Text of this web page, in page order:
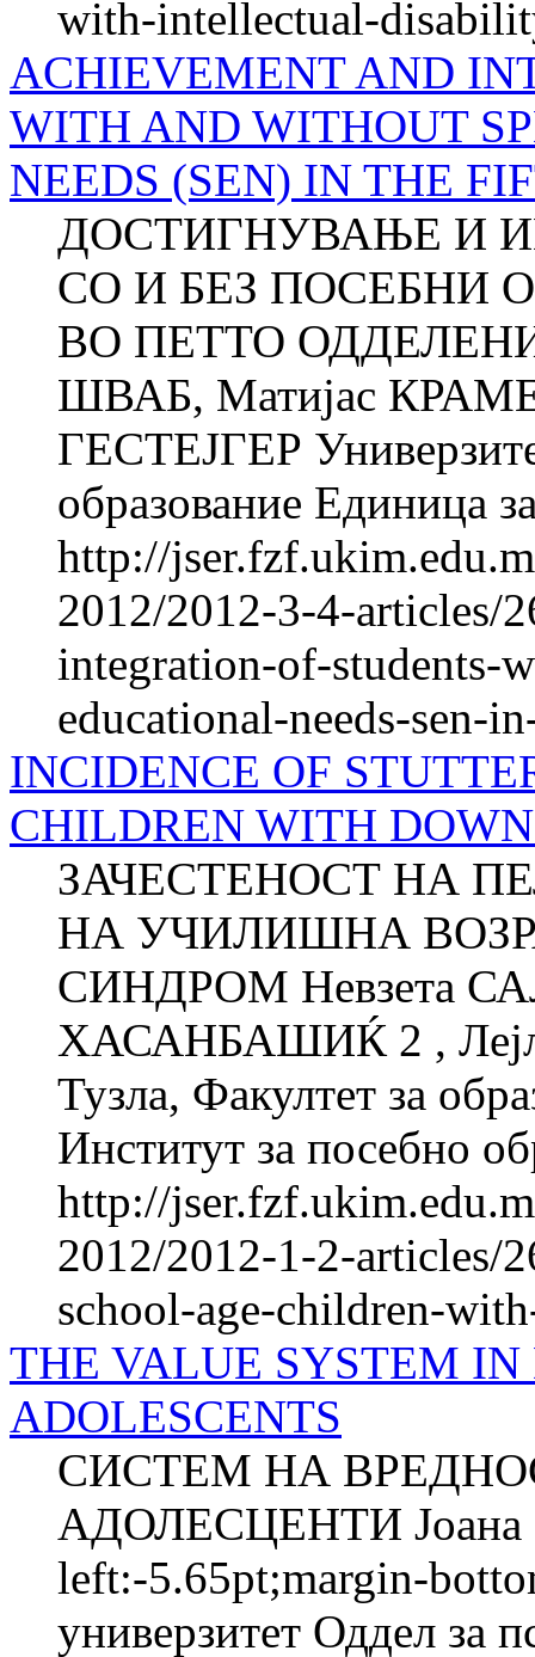
with-intellectual-
ACHIEVEMENT AND
WITH AND WITHOUT
NEEDS (SEN) IN THE
ДОСТИГНУВАЊE И
СО И БЕЗ ПОСЕБНИ
ВО ПЕТТО
ШВАБ, Матијас
ГЕСТЕЈГЕР
образование Единица
http://
2012/2012-3-4-articles/
integration-of-students-
educational-needs-sen-
INCIDENCE OF
CHILDREN WITH
ЗАЧЕСТЕНОСТ НА
НА УЧИЛИШНА
СИНДРОМ Невзета
ХАСАНБАШИЌ 2 ,
Тузла, Факултет за
Институт за посебно
http://
2012/2012-1-2-articles/
school-age-children-
THE VALUE SYSTEM IN
ADOLESCENTS
СИСТЕМ НА
АДОЛЕСЦЕНТИ Јоана
left:-5.65pt;margin-
универзитет Оддел за